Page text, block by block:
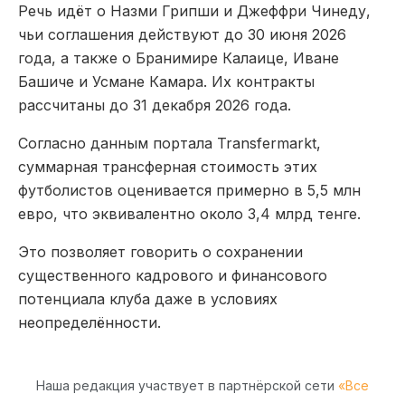
Речь идёт о Назми Грипши и Джеффри Чинеду,
чьи соглашения действуют до 30 июня 2026
года, а также о Бранимире Калаице, Иване
Башиче и Усмане Камара. Их контракты
рассчитаны до 31 декабря 2026 года.
Согласно данным портала Transfermarkt,
суммарная трансферная стоимость этих
футболистов оценивается примерно в 5,5 млн
евро, что эквивалентно около 3,4 млрд тенге.
Это позволяет говорить о сохранении
существенного кадрового и финансового
потенциала клуба даже в условиях
неопределённости.
Наша редакция участвует в партнёрской сети «Все